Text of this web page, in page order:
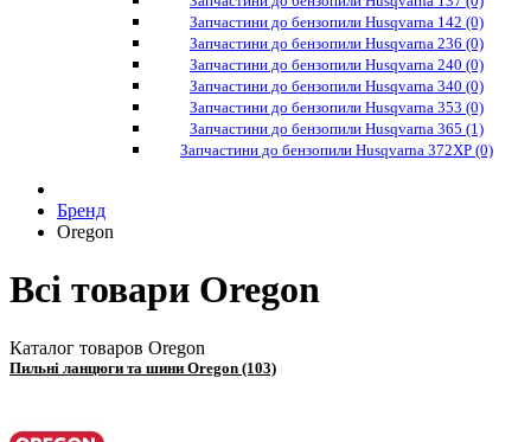
Запчастини до бензопили Husqvarna 142 (0)
Запчастини до бензопили Husqvarna 236 (0)
Запчастини до бензопили Husqvarna 240 (0)
Запчастини до бензопили Husqvarna 340 (0)
Запчастини до бензопили Husqvarna 353 (0)
Запчастини до бензопили Husqvarna 365 (1)
Запчастини до бензопили Husqvarna 372XP (0)
Бренд
Oregon
Всі товари Oregon
Каталог товаров Oregon
Пильні ланцюги та шини Oregon (103)